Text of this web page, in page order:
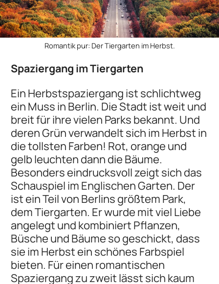
Romantik pur: Der Tiergarten im Herbst.
Spaziergang im Tiergarten
Ein Herbstspaziergang ist schlichtweg
ein Muss in Berlin. Die Stadt ist weit und
breit für ihre vielen Parks bekannt. Und
deren Grün verwandelt sich im Herbst in
die tollsten Farben! Rot, orange und
gelb leuchten dann die Bäume.
Besonders eindrucksvoll zeigt sich das
Schauspiel im Englischen Garten. Der
ist ein Teil von Berlins größtem Park,
dem Tiergarten. Er wurde mit viel Liebe
angelegt und kombiniert Pflanzen,
Büsche und Bäume so geschickt, dass
sie im Herbst ein schönes Farbspiel
bieten. Für einen romantischen
Spaziergang zu zweit lässt sich kaum